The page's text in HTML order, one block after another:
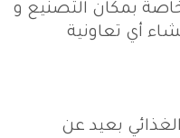
بمكان التصنيع و
أي تعاونية
بعيد عن